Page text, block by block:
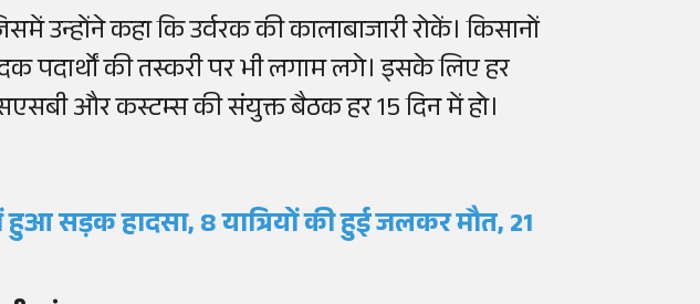
उन्होंने कहा कि उर्वरक की कालाबाजारी रोकें। किसानों
पदार्थों की तस्करी पर भी लगाम लगे। इसके लिए हर
और कस्टम्स की संयुक्त बैठक हर 15 दिन में हो।
हुआ सड़क हादसा, 8 यात्रियों की हुई जलकर मौत, 21